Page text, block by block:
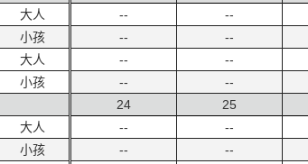
大人
小孩
大人
小孩
大人
小孩
--
--
--
--
--
--
--
--
24
--
--
25
--
--